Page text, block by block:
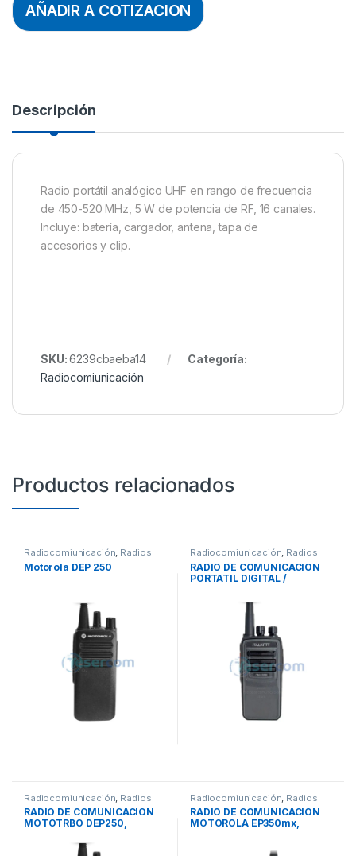
AÑADIR A COTIZACION
Descripción
Radio portátil analógico UHF en rango de frecuencia
de 450-520 MHz, 5 W de potencia de RF, 16 canales.
Incluye: batería, cargador, antena, tapa de
accesorios y clip.
SKU:6239cbaeba14
Categoría:
Radiocomiunicación
Productos relacionados
Radiocomiunicación Radios
Motorola DEP 250
Radiocomiunicación Radios
RADIO DE COMUNICACION
PORTATIL DIGITAL /
Radiocomiunicación Radios
RADIO DE COMUNICACION
MOTOTRBO DEP250,
Radiocomiunicación Radios
RADIO DE COMUNICACION
MOTOROLA EP350mx,